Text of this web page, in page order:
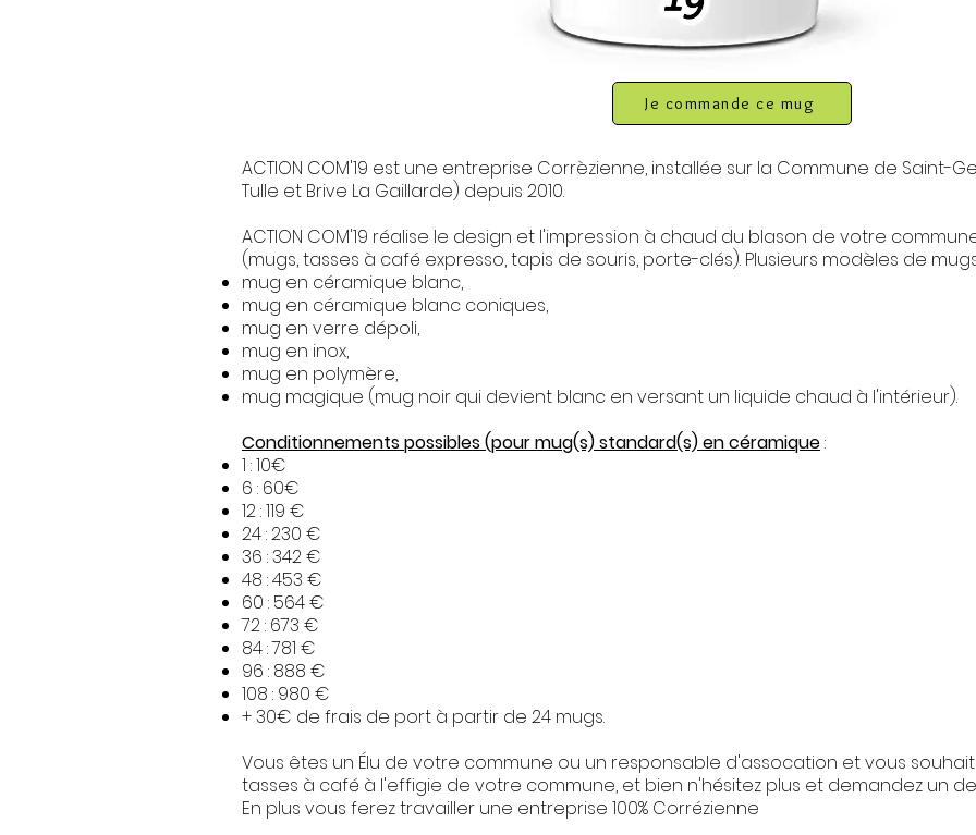
Je commande ce mug
ACTION COM'19 est une entreprise Corrèzienne, installée sur la Commune de Saint-
Tulle et Brive La Gaillarde) depuis 2010.
ACTION COM'19 réalise le design et l'impression à chaud du blason de votre
(mugs, tasses à café expresso, tapis de souris, porte-clés). Plusieurs modèles de
mug en céramique blanc,
mug en céramique blanc coniques,
mug en verre dépoli,
mug en inox,
mug en polymère,
mug magique (mug noir qui devient blanc en versant un liquide chaud à l'intérieur).​
Conditionnements possibles (pour mug(s) standard(s) en céramique:
1 : 10€
6 : 60€
12 : 119 €
24 : 230 €
36 : 342 €
48 : 453 €
60 : 564 €
72 : 673 €
84 : 781 €
96 : 888 €
108 : 980 €
+ 30€ de frais de port à partir de 24 mugs.
Vous êtes un Élu de votre commune ou un responsable d'assocation et vous
tasses à café à l'effigie de votre commune, et bien n'hésitez plus et demandez un
En plus vous ferez travailler une entreprise 100% Corrézienne